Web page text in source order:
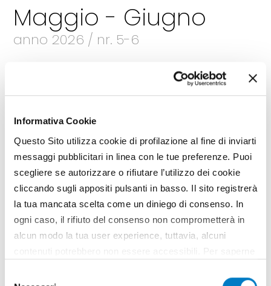
Informativa Cookie
Questo Sito utilizza cookie di profilazione al fine di inviarti
messaggi pubblicitari in linea con le tue preferenze. Puoi
scegliere se autorizzare o rifiutare l’utilizzo dei cookie
cliccando sugli appositi pulsanti in basso. Il sito registrerà
la tua mancata scelta come un diniego di consenso. In
ogni caso, il rifiuto del consenso non comprometterà in
alcun modo la tua user experience, tuttavia, alcuni
all’utilizzo di tutti, o solamente di alcuni di essi, ti
Maggio - Giugno
anno 2026 / nr. 5-6
Sfoglia la rivista
Leggi gli articoli